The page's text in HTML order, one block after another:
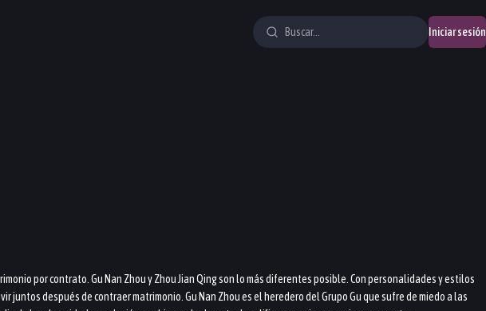
Iniciar sesión
por contrato. Gu Nan Zhou y Zhou Jian Qing son lo más diferentes posible. Con personalidades y estilos
después de contraer matrimonio. Gu Nan Zhou es el heredero del Grupo Gu que sufre de miedo a las